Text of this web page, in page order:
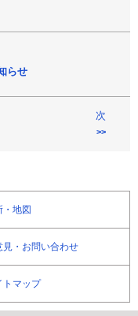
らせ
次
>>
・地図
見・お問い合わせ
トマップ